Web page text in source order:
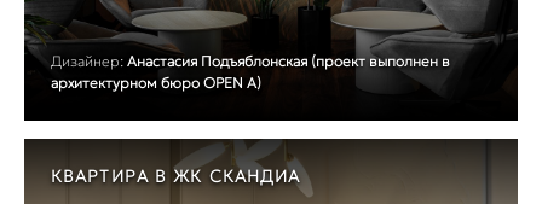
Дизайнер: Анастасия Подъяблонская (проект выполнен в
архитектурном бюро OPEN A)
КВАРТИРА В ЖК СКАНДИА